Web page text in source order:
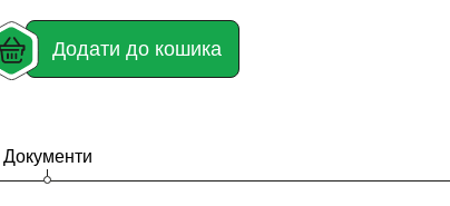
Додати до кошика
Документи